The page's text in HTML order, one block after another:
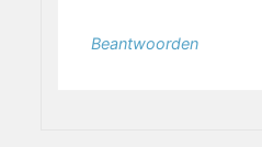
Beantwoorden